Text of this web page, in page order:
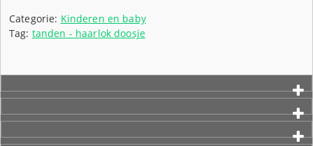
€12,25.
Categorie: Kinderen en baby
Tag: tanden - haarlok doosje